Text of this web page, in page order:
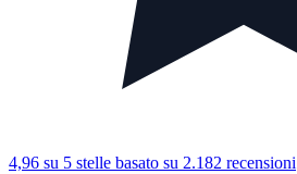
4,96 su 5 stelle basato su 2.182 recensioni